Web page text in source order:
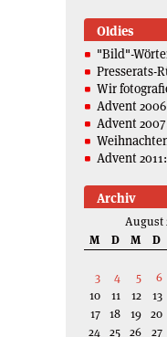
Oldies
"Bild"-
Presserats-
Wir
Advent
Advent
Advent
Archiv
August
M
D M D
3
4 5 6
10
11 12 13
17 18 19 20
24 25 26 27